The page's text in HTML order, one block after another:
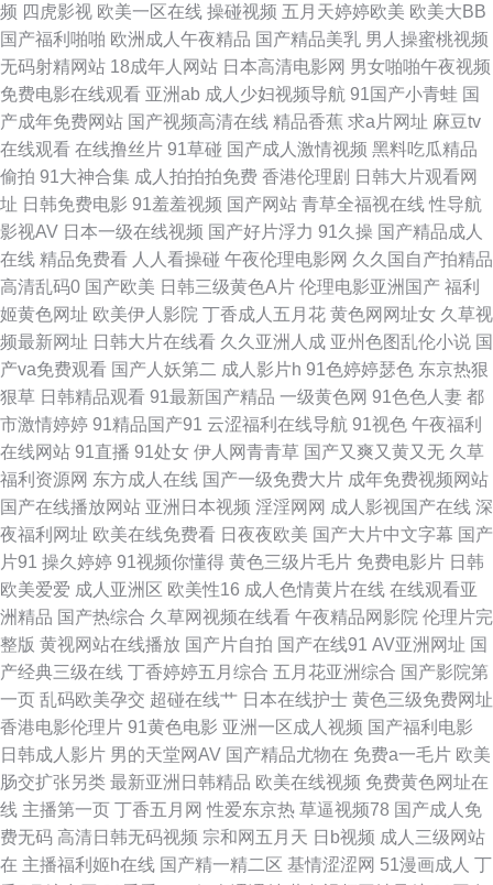
91 国内视频一区在线观看 av传媒看片网在线 二区 后入 老湿机 欧美热图 漂
亮妈妈6中文完整高清 视频在线91 迅雷bt下载 80电影网 91福利所 91啪啪啪
97超碰总站 第一导航福利网 激情俺去婷婷 美女足胶 欧美蜜桃色色97 人人免
费 色人网 午夜丁香 中国第一毛片 91大神在线视频观看 91亚欧美日韩性爱网
成人18福利在线观看 国产一区二区做爱视频 久久五月丁香婷婷网 欧美另类
野外不卡 青青青爽视频在线观看 神马在线观看 最新国产欧美 漂亮的保姆韩
国在线观看 91n福利姬视频 91猫先生 97操碰 成年女人免费影院播放 国内福
利视频在线播放 蜜桃视频在线免费观看 日韩第7页 性爱天堂在线 91shigua
91黄色的 91色色网页观看在线看 白丝18导航 国产91色 狠狠的爱综合 老司
机精品 青青河边草好剧免费看 偷拍福利视频导航 91传媒视频免费看 91性交
美女 白丝美女在线观看 国产精品熟女一区 久久9热视频 欧美肥婆 天美麻花
星空免费观看版 91艹 91要在线免费观看 爱爱传谋香蕉 91蜜桃视频直接看
欧美性交美女 色戒高清 666影视网站 91色网 不卡毛片一区二区 黄色网络入
口处 年轻的朋友4免费 黑丝白虎出水91全集 伊人久久精品AV一区二区 91精
品毛片 97国产精品 国产精品久久久久久日 欧美专区第一页 亚洲avtt 91成人
亚洲黄网站 91视频下载导航 俺去也俺去 国产福利片一区二区 红杏黄色入口
频 四虎影视 欧美一区在线 操碰视频 五月天婷婷欧美 欧美大BB
国产福利啪啪 欧洲成人午夜精品 国产精品美乳 男人操蜜桃视频
无码射精网站 18成年人网站 日本高清电影网 男女啪啪午夜视频
免费电影在线观看 亚洲ab 成人少妇视频导航 91国产小青蛙 国
产成年免费网站 国产视频高清在线 精品香蕉 求a片网址 麻豆tv
在线观看 在线撸丝片 91草碰 国产成人激情视频 黑料吃瓜精品
偷拍 91大神合集 成人拍拍拍免费 香港伦理剧 日韩大片观看网
址 日韩免费电影 91羞羞视频 国产网站 青草全福视在线 性导航
影视AV 日本一级在线视频 国产好片浮力 91久操 国产精品成人
在线 精品免费看 人人看操碰 午夜伦理电影网 久久国自产拍精品
高清乱码0 国产欧美 日韩三级黄色A片 伦理电影亚洲国产 福利
姬黄色网址 欧美伊人影院 丁香成人五月花 黄色网网址女 久草视
频最新网址 日韩大片在线看 久久亚洲人成 亚州色图乱伦小说 国
产va免费观看 国产人妖第二 成人影片h 91色婷婷瑟色 东京热狠
狠草 日韩精品观看 91最新国产精品 一级黄色网 91色色人妻 都
市激情婷婷 91精品国产91 云涩福利在线导航 91视色 午夜福利
在线网站 91直播 91处女 伊人网青青草 国产又爽又黄又无 久草
福利资源网 东方成人在线 国产一级免费大片 成年免费视频网站
国产在线播放网站 亚洲日本视频 淫淫网网 成人影视国产在线 深
夜福利网址 欧美在线免费看 日夜夜欧美 国产大片中文字幕 国产
片91 操久婷婷 91视频你懂得 黄色三级片毛片 免费电影片 日韩
欧美爱爱 成人亚洲区 欧美性16 成人色情黄片在线 在线观看亚
洲精品 国产热综合 久草网视频在线看 午夜精品网影院 伦理片完
整版 黄视网站在线播放 国产片自拍 国产在线91 AV亚洲网址 国
产经典三级在线 丁香婷婷五月综合 五月花亚洲综合 国产影院第
一页 乱码欧美孕交 超碰在线艹 日本在线护士 黄色三级免费网址
香港电影伦理片 91黄色电影 亚洲一区成人视频 国产福利电影
日韩成人影片 男的天堂网AV 国产精品尤物在 免费a一毛片 欧美
肠交扩张另类 最新亚洲日韩精品 欧美在线视频 免费黄色网址在
线 主播第一页 丁香五月网 性爱东京热 草逼视频78 国产成人免
费无码 高清日韩无码视频 宗和网五月天 日b视频 成人三级网站
在 主播福利姬h在线 国产精一精二区 基情涩涩网 51漫画成人 丁